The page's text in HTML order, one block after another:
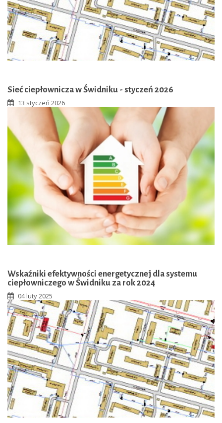
Sieć ciepłownicza w Świdniku - styczeń 2026
13 styczeń 2026
Wskaźniki efektywności energetycznej dla systemu
ciepłowniczego w Świdniku za rok 2024
04 luty 2025